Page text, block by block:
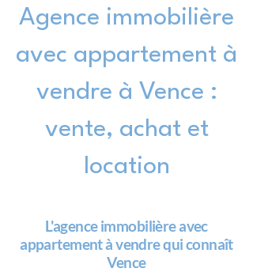
Agence immobilière
avec appartement à
vendre à Vence :
vente, achat et
location
L'agence immobilière avec
appartement à vendre qui connaît
Vence